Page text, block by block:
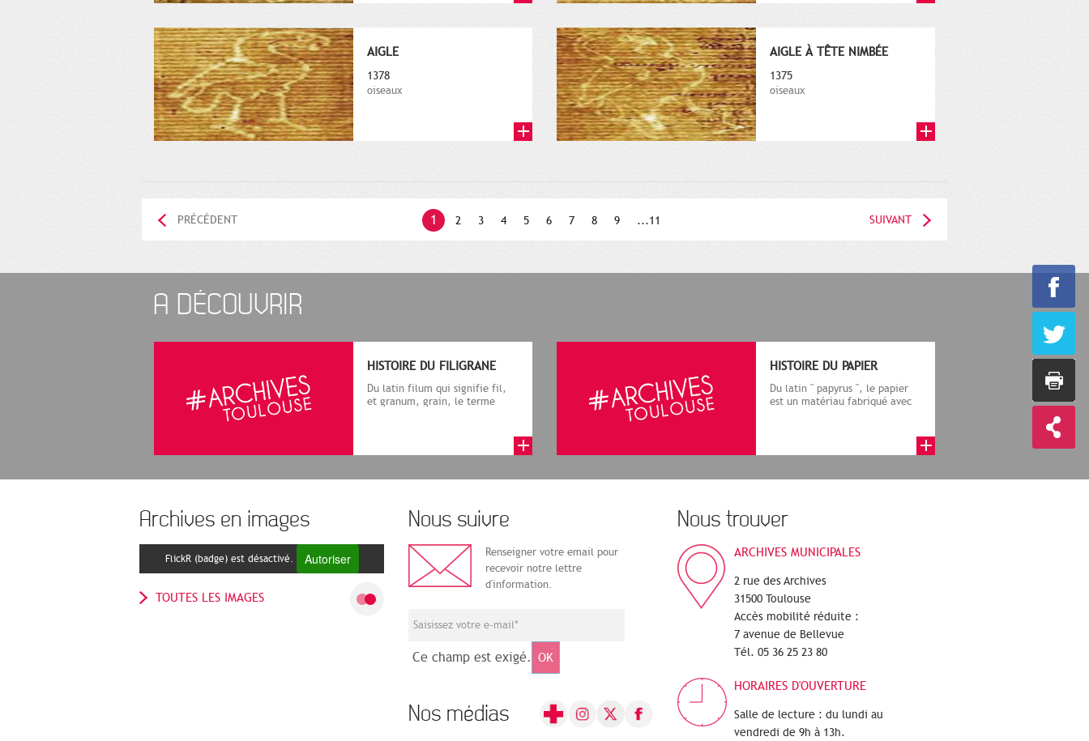
AIGLE
1378
oiseaux
AIGLE À TÊTE NIMBÉE
1375
oiseaux
1 2 3 4 5 6 7 8 9 ...11
PRÉCÉDENT SUIVANT
A DÉCOUVRIR
HISTOIRE DU FILIGRANE
Du latin filum qui signifie fil,
et granum, grain, le terme
HISTOIRE DU PAPIER
Du latin " papyrus ", le papier
est un matériau fabriqué avec
Archives en images
FlickR (badge) est désactivé. Autoriser
TOUTES LES IMAGES
Nous suivre
Renseigner votre email pour
recevoir notre lettre
d'information.
Ce champ est exigé. OK
Nos médias
Nous trouver
ARCHIVES MUNICIPALES
2 rue des Archives
31500 Toulouse
Accès mobilité réduite :
7 avenue de Bellevue
Tél. 05 36 25 23 80
HORAIRES D'OUVERTURE
Salle de lecture : du lundi au
vendredi de 9h à 13h.